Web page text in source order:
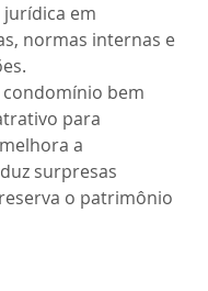
jurídica em
normas internas e
bem
para
a
surpresas
o patrimônio